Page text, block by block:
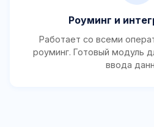
Роуминг и
Работает со всеми
роуминг. Готовый модуль
ввода